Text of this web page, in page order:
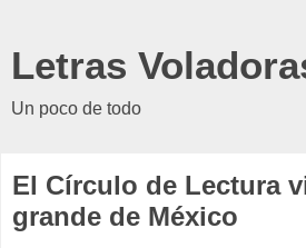
Letras
Un poco de todo
El Círculo de Lectura
grande de México